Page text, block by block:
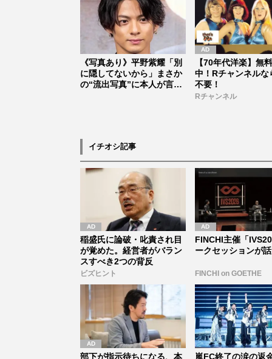
《写真あり》平野紫耀「別
に隠してないから」まさか
の“流出写真”に本人が言
【70年代洋楽】無
中！Rチャンネルな
不要！
Rチャンネル
イチオシ記事
稲盛氏に論破・叱責され目
が覚めた。経営者がバラン
スすべき2つの背反
ビズヒント
FINCHI主催「
ークセッションが
FINCHI on GOETHE
部下が指示待ちになる、本 嵐FC終了の涙の返